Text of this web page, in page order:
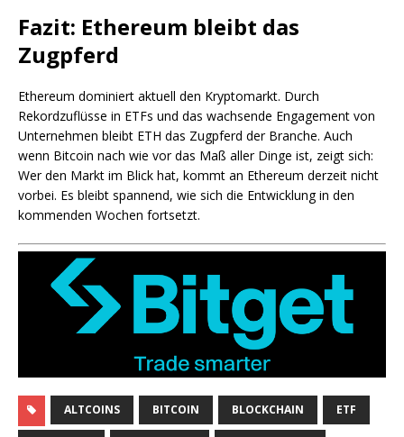
Fazit: Ethereum bleibt das
Zugpferd
Ethereum dominiert aktuell den Kryptomarkt. Durch
Rekordzuflüsse in ETFs und das wachsende Engagement von
Unternehmen bleibt ETH das Zugpferd der Branche. Auch
wenn Bitcoin nach wie vor das Maß aller Dinge ist, zeigt sich:
Wer den Markt im Blick hat, kommt an Ethereum derzeit nicht
vorbei. Es bleibt spannend, wie sich die Entwicklung in den
kommenden Wochen fortsetzt.
ALTCOINS BITCOIN BLOCKCHAIN ETF